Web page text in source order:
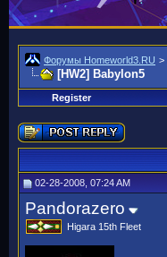
Форумы Homeworld3.RU >
[HW2] Babylon5
Register
02-28-2008, 07:24 AM
Pandorazero
Higara 15th Fleet